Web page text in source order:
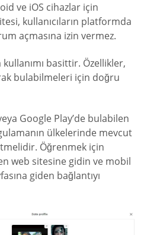
ve iOS cihazlar için
kullanıcıların platformda
açmasına izin vermez.
kullanımı basittir. Özellikler,
bulabilmeleri için doğru
Google Play’de bulabilen
ülkelerinde mevcut
Öğrenmek için
web sitesine gidin ve mobil
giden bağlantıyı